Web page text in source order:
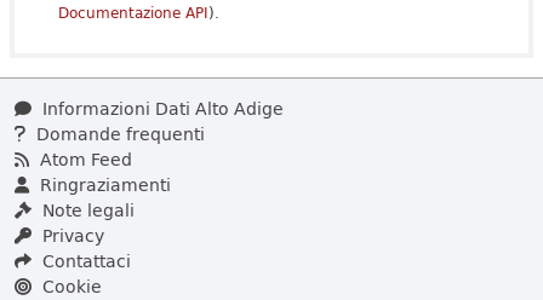
Documentazione API).
Informazioni Dati Alto Adige
Domande frequenti
Atom Feed
Ringraziamenti
Note legali
Privacy
Contattaci
Cookie